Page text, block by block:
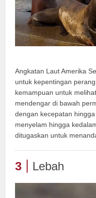
Angkatan Laut Amerika
untuk kepentingan
kemampuan untuk
mendengar di bawah
dengan kecepatan
menyelam hingga
ditugaskan untuk
3 Lebah